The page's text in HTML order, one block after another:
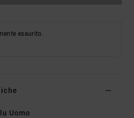
esaurito.
Uomo